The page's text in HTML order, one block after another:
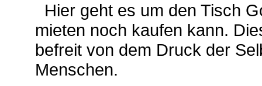
Hier geht es um den Tisch
mieten noch kaufen kann.
befreit von dem Druck der
Menschen.